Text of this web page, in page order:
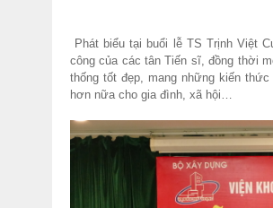
Phát biểu tại buổi lễ TS Trịnh Việt
công của các tân Tiến sĩ, đồng thời
thống tốt đẹp, mang những kiến
hơn nữa cho gia đình, xã hội…